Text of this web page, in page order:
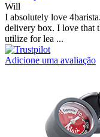
Will
I absolutely love
delivery box. I love that
utilize for lea ...
Adicione uma avaliação